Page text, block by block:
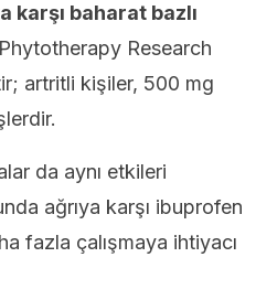
karşı baharat bazlı
Phytotherapy Research
artritli kişiler, 500 mg
da aynı etkileri
ağrıya karşı ibuprofen
fazla çalışmaya ihtiyacı